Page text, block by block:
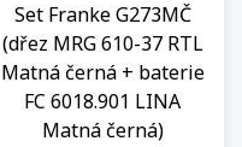
Set Franke G273MČ
(dřez MRG 610-37 RTL
Matná černá + baterie
FC 6018.901 LINA
Matná černá)